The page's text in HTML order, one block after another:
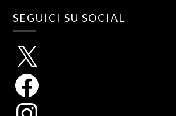
SEGUICI SU SOCIAL